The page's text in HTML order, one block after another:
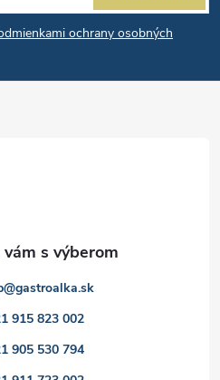
ochrany osobných
@gastroalka.sk
915 823 002
905 530 794